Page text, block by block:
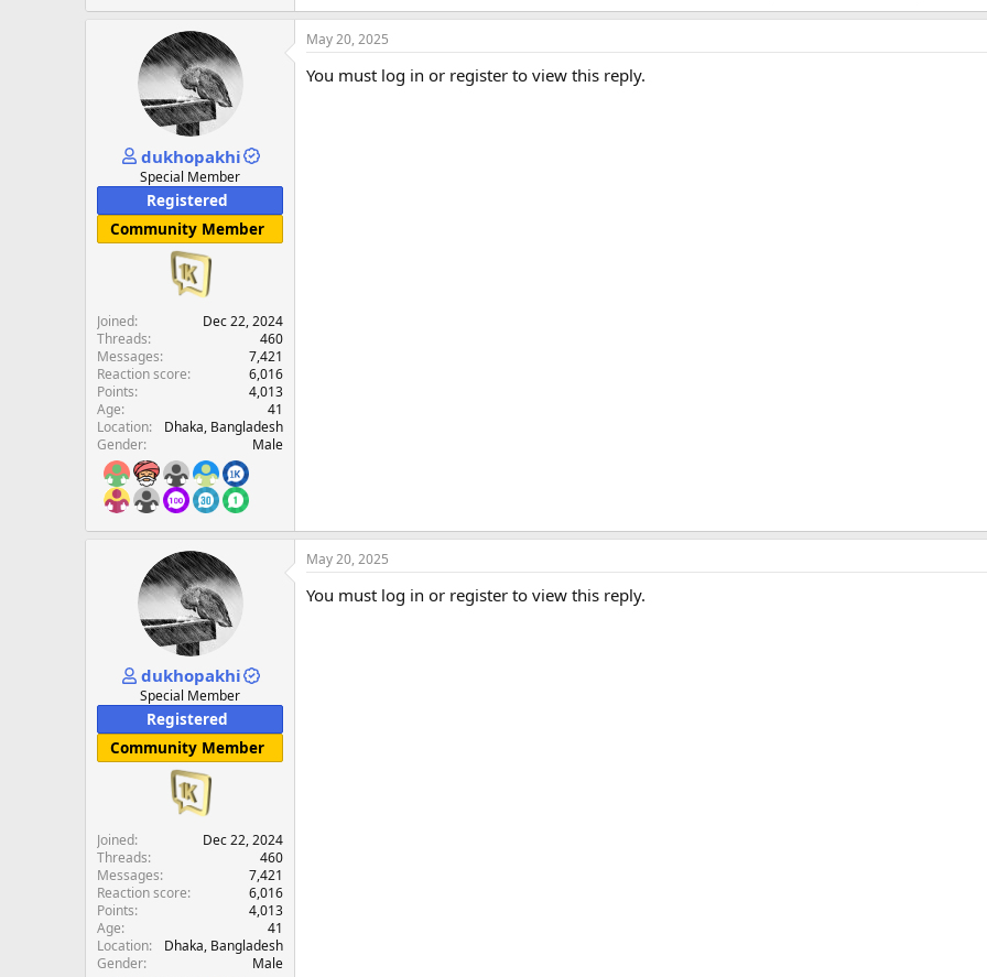
dukhopakhi
Special Member
Registered
Community Member
Joined
Dec 22, 2024
Threads
460
Messages
7,421
Reaction score
6,016
Points
4,013
Age
41
Location
Dhaka, Bangladesh
Gender
Male
May 20, 2025
You must log in or register to view this reply.
dukhopakhi
Special Member
Registered
Community Member
Joined
Dec 22, 2024
Threads
460
Messages
7,421
Reaction score
6,016
Points
4,013
Age
41
Location
Dhaka, Bangladesh
Gender
Male
May 20, 2025
You must log in or register to view this reply.